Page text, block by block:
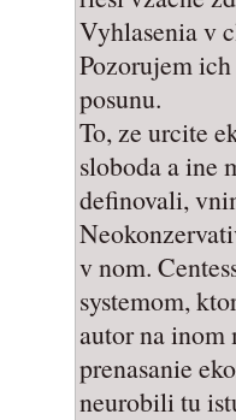
Vyhlasenia v
Pozorujem
posunu.
To, ze urcite
sloboda a ine
definovali,
v nom.
systemom,
autor na inom
prenasanie
neurobili tu